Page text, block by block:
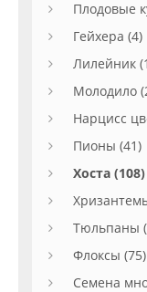
Плодовые
Гейхера (4)
Лилейник
Молодило
Нарцисс
Пионы (41)
Хоста (108)
Тюльпаны
Флоксы (75)
Семена